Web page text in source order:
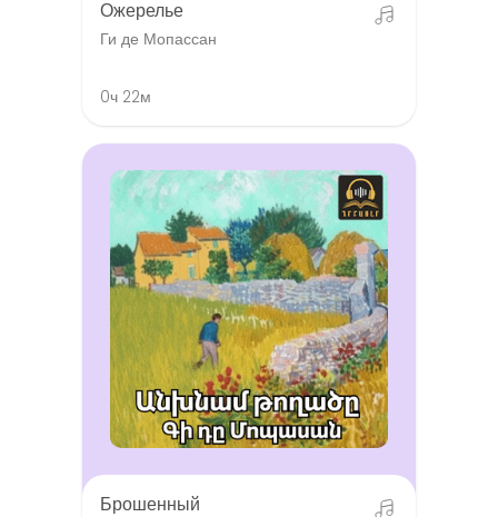
Ожерелье
Ги де Мопассан
0ч 22м
Брошенный